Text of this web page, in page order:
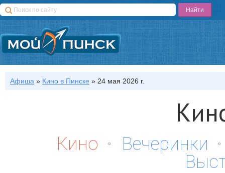
Афиша » Кино в Пинске » 24 мая 2026 г.
Кино
Вечеринки